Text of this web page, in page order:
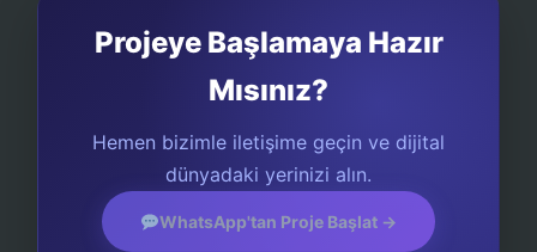
Projeye Başlamaya Hazır
Mısınız?
Hemen bizimle iletişime geçin ve dijital
dünyadaki yerinizi alın.
WhatsApp'tan Proje Başlat →